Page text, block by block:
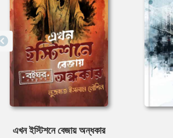
এখন ইস্টিশনে বেজায় অন্ধকার